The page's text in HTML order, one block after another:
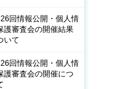
回情報公開・個人情
護審査会の開催結果
いて
回情報公開・個人情
護審査会の開催につ